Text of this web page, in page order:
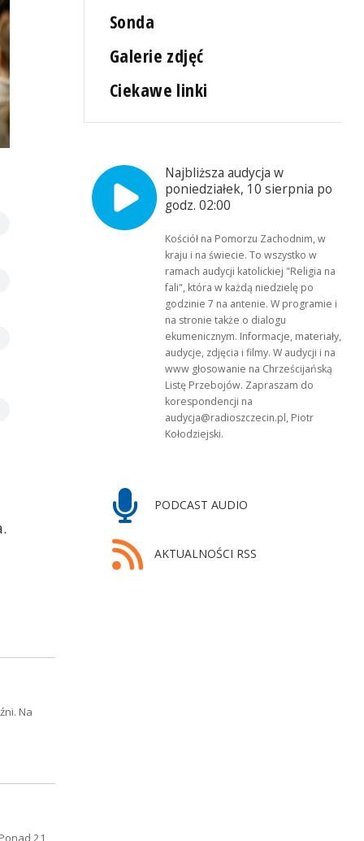
Sonda
Galerie zdjęć
Ciekawe linki
Najbliższa audycja w
poniedziałek, 10 sierpnia po
godz. 02:00
Kościół na Pomorzu Zachodnim, w
kraju i na świecie. To wszystko w
ramach audycji katolickiej "Religia na
fali", która w każdą niedzielę po
godzinie 7 na antenie. W programie i
na stronie także o dialogu
ekumenicznym. Informacje, materiały,
audycje, zdjęcia i filmy. W audycji i na
www głosowanie na Chrześcijańską
Listę Przebojów. Zapraszam do
korespondencji na
audycja@radioszczecin.pl, Piotr
Kołodziejski.
PODCAST AUDIO
AKTUALNOŚCI RSS
Na
21